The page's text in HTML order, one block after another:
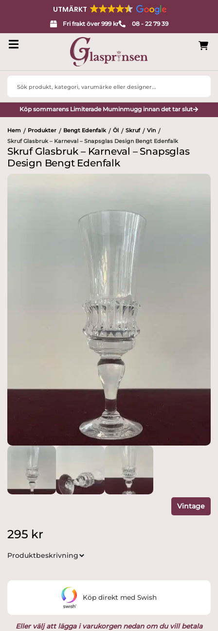
UTMÄRKT
Fri frakt över 999 kr 08 - 22 79 39
Search
Köp sommarens Limiterade Muminmugg innan det tar slut
Hem / Produkter / Bengt Edenfalk / Öl / Skruf / Vin /
Skruf Glasbruk – Karneval – Snapsglas Design Bengt Edenfalk
Skruf Glasbruk – Karneval – Snapsglas
Design Bengt Edenfalk
Vintage
295 kr
Produktbeskrivning
Eller välj att lägga i varukorgen nedan om du vill betala
Köp direkt med Swish